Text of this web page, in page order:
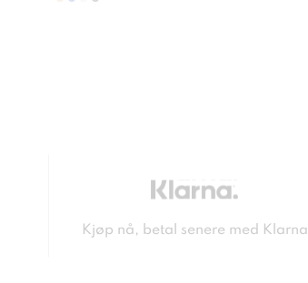
Kjøp nå, betal senere med Klarna